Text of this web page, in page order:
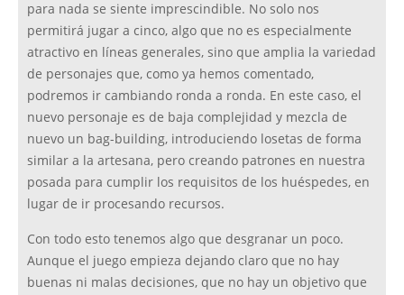
para nada se siente imprescindible. No solo nos
permitirá jugar a cinco, algo que no es especialmente
atractivo en líneas generales, sino que amplia la variedad
de personajes que, como ya hemos comentado,
podremos ir cambiando ronda a ronda. En este caso, el
nuevo personaje es de baja complejidad y mezcla de
nuevo un bag-building, introduciendo losetas de forma
similar a la artesana, pero creando patrones en nuestra
posada para cumplir los requisitos de los huéspedes, en
lugar de ir procesando recursos.
Con todo esto tenemos algo que desgranar un poco.
Aunque el juego empieza dejando claro que no hay
buenas ni malas decisiones, que no hay un objetivo que